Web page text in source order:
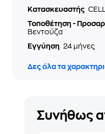
Κατασκευαστής
Τοποθέτηση -
Βεντούζα
Εγγύηση 24 μήνες
Δες όλα τα
Συνήθως